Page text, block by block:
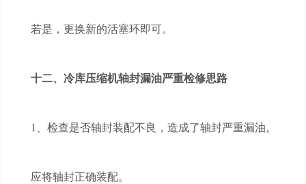
若是，更换新的活塞环即可。
十二、冷库压缩机轴封漏油严重检修思路
1、检查是否轴封装配不良，造成了轴封严重漏油。
应将轴封正确装配。